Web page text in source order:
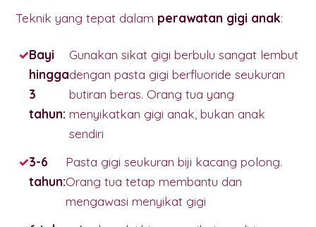
Teknik yang tepat dalam perawatan gigi anak:
Bayi
hingga
3
tahun:
Gunakan sikat gigi berbulu sangat lembut
dengan pasta gigi berfluoride seukuran
butiran beras. Orang tua yang
menyikatkan gigi anak, bukan anak
sendiri
3-6
tahun:
Pasta gigi seukuran biji kacang polong.
Orang tua tetap membantu dan
mengawasi menyikat gigi